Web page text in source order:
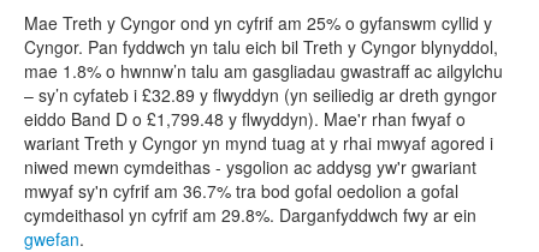
Mae Treth y Cyngor ond yn cyfrif am 25% o gyfanswm cyllid y
Cyngor. Pan fyddwch yn talu eich bil Treth y Cyngor blynyddol,
mae 1.8% o hwnnw’n talu am gasgliadau gwastraff ac ailgylchu
– sy’n cyfateb i £32.89 y flwyddyn (yn seiliedig ar dreth gyngor
eiddo Band D o £1,799.48 y flwyddyn). Mae'r rhan fwyaf o
wariant Treth y Cyngor yn mynd tuag at y rhai mwyaf agored i
niwed mewn cymdeithas - ysgolion ac addysg yw'r gwariant
mwyaf sy'n cyfrif am 36.7% tra bod gofal oedolion a gofal
cymdeithasol yn cyfrif am 29.8%. Darganfyddwch fwy ar ein
gwefan.